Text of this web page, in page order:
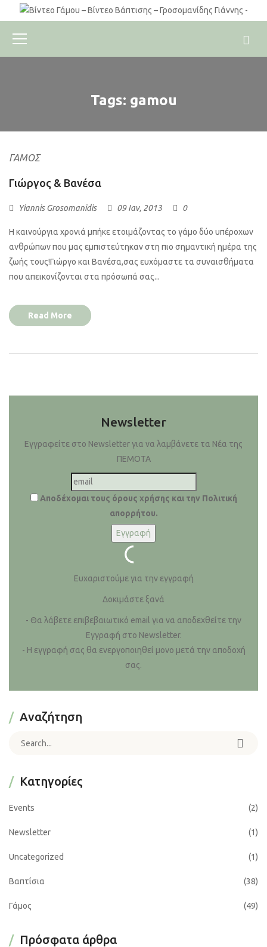
Tags: gamou
ΓΆΜΟΣ
Γιώργος & Βανέσα
Yiannis Grosomanidis 09 Ιαν, 2013 0
Η καινούργια χρονιά μπήκε ετοιμάζοντας το γάμο δύο υπέροχων
ανθρώπων που μας εμπιστεύτηκαν στη πιο σημαντική ημέρα της
ζωής τους!Γιώργο και Βανέσα,σας ευχόμαστε τα συναισθήματα
που απεικονίζονται στα πρόσωπά σας...
Read More
Newsletter
Εγγραφείτε στο Newsletter για να λαμβάνετε τα Νέα της
ΠΕΜΟΤΑ
Αποδέχομαι τους όρους χρήσης και την Πολιτική
απορρήτου.
Ευχαριστούμε για την εγγραφή
Δοκιμάστε ξανά
- Θα λάβετε επιβεβαιωτικό email για να αποδεχθείτε την
Εγγραφή στο Newsletter.
- Η εγγραφή σας θα ενεργοποιηθεί μονο μετά την αποδοχή
σας.
Αναζήτηση
Search for:
Kατηγορίες
Events (2)
Newsletter (1)
Uncategorized (1)
Βαπτίσια (38)
Γάμος (49)
Πρόσφατα άρθρα